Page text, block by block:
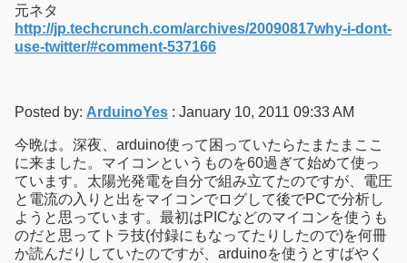
元ネタ
http://jp.techcrunch.com/archives/20090817why-i-dont-
use-twitter/#comment-537166
Posted by: ArduinoYes : January 10, 2011 09:33 AM
今晩は。深夜、arduino使って困っていたらたまたまここ
に来ました。マイコンというものを60過ぎて始めて使っ
ています。太陽光発電を自分で組み立てたのですが、電圧
と電流の入りと出をマイコンでログして後でPCで分析し
ようと思っています。最初はPICなどのマイコンを使うも
のだと思ってトラ技(付録にもなってたりしたので)を何冊
か読んだりしていたのですが、arduinoを使うとすばやく